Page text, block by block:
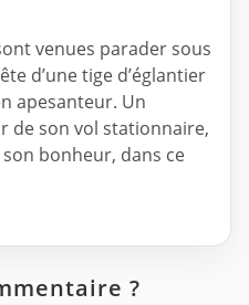
venues parader sous
d’une tige d’églantier
apesanteur. Un
de son vol stationnaire,
bonheur, dans ce
?